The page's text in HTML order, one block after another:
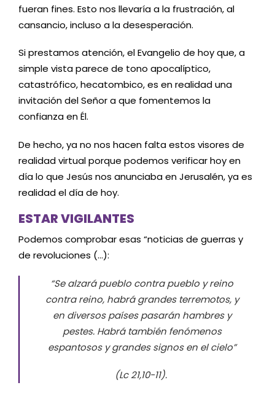
fueran fines. Esto nos llevaría a la frustración, al
cansancio, incluso a la desesperación.
Si prestamos atención, el Evangelio de hoy que, a
simple vista parece de tono apocalíptico,
catastrófico, hecatombico, es en realidad una
invitación del Señor a que fomentemos la
confianza en Él.
De hecho, ya no nos hacen falta estos visores de
realidad virtual porque podemos verificar hoy en
día lo que Jesús nos anunciaba en Jerusalén, ya es
realidad el día de hoy.
ESTAR VIGILANTES
Podemos comprobar esas “noticias de guerras y
de revoluciones (…):
“Se alzará pueblo contra pueblo y reino
contra reino, habrá grandes terremotos, y
en diversos países pasarán hambres y
pestes. Habrá también fenómenos
espantosos y grandes signos en el cielo”
(Lc 21,10-11).